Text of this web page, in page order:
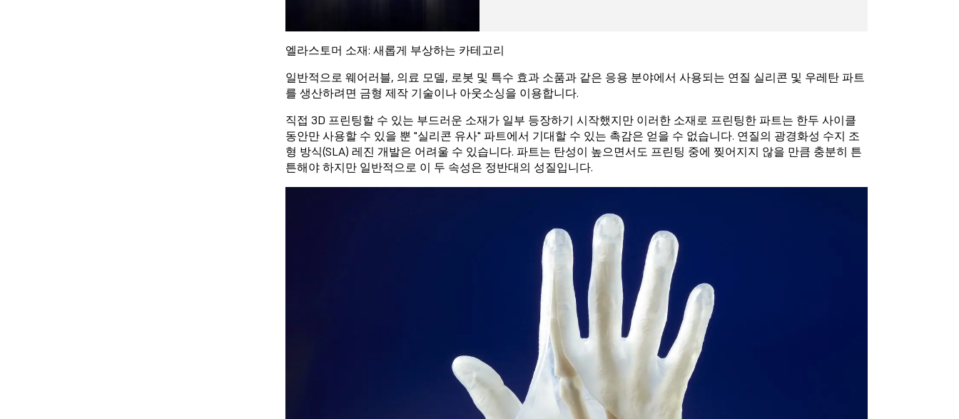
엘라스토머 소재: 새롭게 부상하는 카테고리
일반적으로 웨어러블, 의료 모델, 로봇 및 특수 효과 소품과 같은 응용 분야에서 사용되는 연질 실리콘 및 우레탄 파트
를 생산하려면 금형 제작 기술이나 아웃소싱을 이용합니다.
직접 3D 프린팅할 수 있는 부드러운 소재가 일부 등장하기 시작했지만 이러한 소재로 프린팅한 파트는 한두 사이클
동안만 사용할 수 있을 뿐 "실리콘 유사" 파트에서 기대할 수 있는 촉감은 얻을 수 없습니다. 연질의 광경화성 수지 조
형 방식(SLA) 레진 개발은 어려울 수 있습니다. 파트는 탄성이 높으면서도 프린팅 중에 찢어지지 않을 만큼 충분히 튼
튼해야 하지만 일반적으로 이 두 속성은 정반대의 성질입니다.